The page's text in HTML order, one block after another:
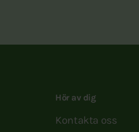
Hör av dig
Kontakta oss